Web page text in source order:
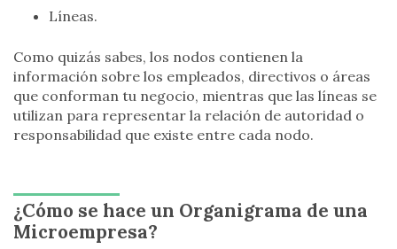
Líneas.
Como quizás sabes, los nodos contienen la
información sobre los empleados, directivos o áreas
que conforman tu negocio, mientras que las líneas se
utilizan para representar la relación de autoridad o
responsabilidad que existe entre cada nodo.
¿Cómo se hace un Organigrama de una
Microempresa?